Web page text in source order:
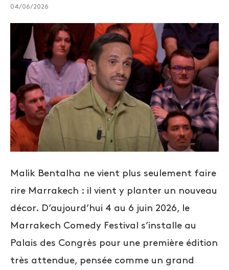
04/06/2026
Malik Bentalha ne vient plus seulement faire
rire Marrakech : il vient y planter un nouveau
décor. D’aujourd’hui 4 au 6 juin 2026, le
Marrakech Comedy Festival s’installe au
Palais des Congrès pour une première édition
très attendue, pensée comme un grand